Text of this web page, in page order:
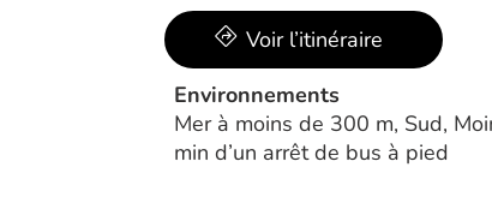
Voir l’itinéraire
Environnements
Mer à moins de 300 m, Sud,
min d’un arrêt de bus à pied